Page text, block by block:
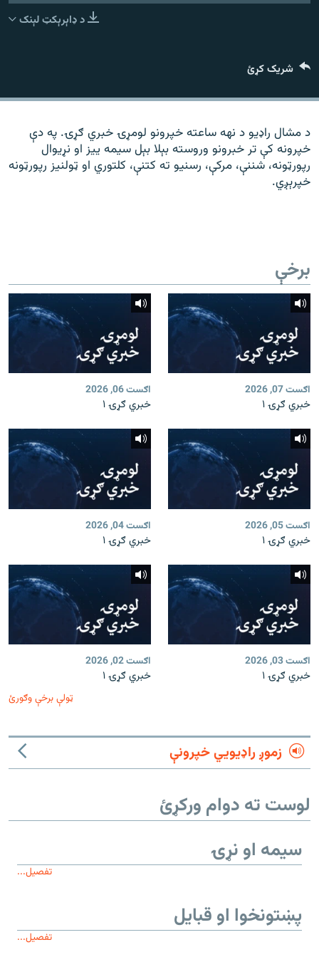
د ازادې اروپا راډیو ټولې ووبپاڼې
د ډاېرېکټ لېنک
شریک کړئ
د مشال راډیو د نهه ساعته خپرونو لومړۍ خبري ګړۍ. په دې
خپرونه کې تر خبرونو وروسته بېلا بېل سیمه ییز او نړیوال
رپورټونه، شننې، مرکې، رسنیو ته کتنې، کلتوري او ټولنیز رپورټونه
خپرېږي.
برخې
اګست 07, 2026
خبري ګړۍ ۱
اګست 06, 2026
خبري ګړۍ ۱
اګست 05, 2026
خبري ګړۍ ۱
اګست 04, 2026
خبري ګړۍ ۱
اګست 03, 2026
خبري ګړۍ ۱
اګست 02, 2026
خبري ګړۍ ۱
ټولې برخې وګورئ
زموږ راډیويي خپرونې
لوست ته دوام ورکړئ
سیمه او نړۍ
تفصیل...
پښتونخوا او قبایل
تفصیل...